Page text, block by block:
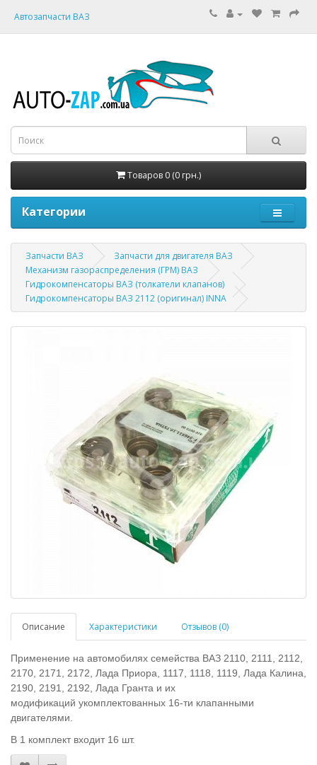
Автозапчасти ВАЗ
Товаров 0 (0 грн.)
Категории
Запчасти ВАЗ
Запчасти для двигателя ВАЗ
Механизм газораспределения (ГРМ) ВАЗ
Гидрокомпенсаторы ВАЗ (толкатели клапанов)
Гидрокомпенсаторы ВАЗ 2112 (оригинал) INNA
Описание Характеристики Отзывов (0)
Применение на автомобилях семейства ВАЗ 2110, 2111, 2112,
2170, 2171, 2172, Лада Приора , 1117, 1118, 1119, Лада Калина,
2190, 2191, 2192, Лада Гранта и их
модификаций укомплектованных 16-ти клапанными
двигателями.
В 1 комплект входит 16 шт.